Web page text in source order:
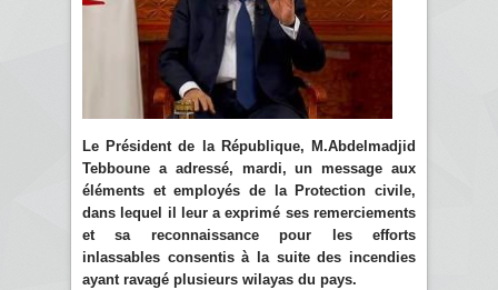
Le Président de la République, M.Abdelmadjid
Tebboune a adressé, mardi, un message aux
éléments et employés de la Protection civile,
dans lequel il leur a exprimé ses remerciements
et sa reconnaissance pour les efforts
inlassables consentis à la suite des incendies
ayant ravagé plusieurs wilayas du pays.